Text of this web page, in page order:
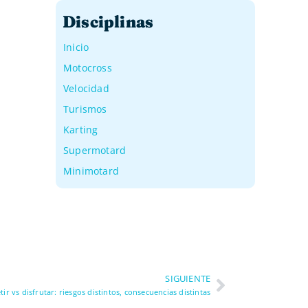
Disciplinas
Inicio
Motocross
Velocidad
Turismos
Karting
Supermotard
Minimotard
SIGUIENTE
vs disfrutar: riesgos distintos, consecuencias distintas